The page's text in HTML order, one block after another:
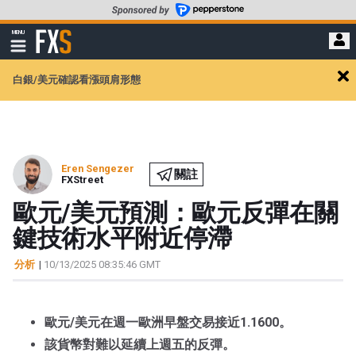
至
要
MENU
顯
示
航
FXStreet
白銀/美元確認看漲頭肩形態
Eren Sengezer
FXStreet
關註
歐元/美元預測：歐元反彈在關
鍵技術水平附近停滯
分析 | 10/13/2025 08:35:46 GMT
歐元/美元在週一歐洲早盤交易接近1.1600。
該貨幣對難以延續上週五的反彈。